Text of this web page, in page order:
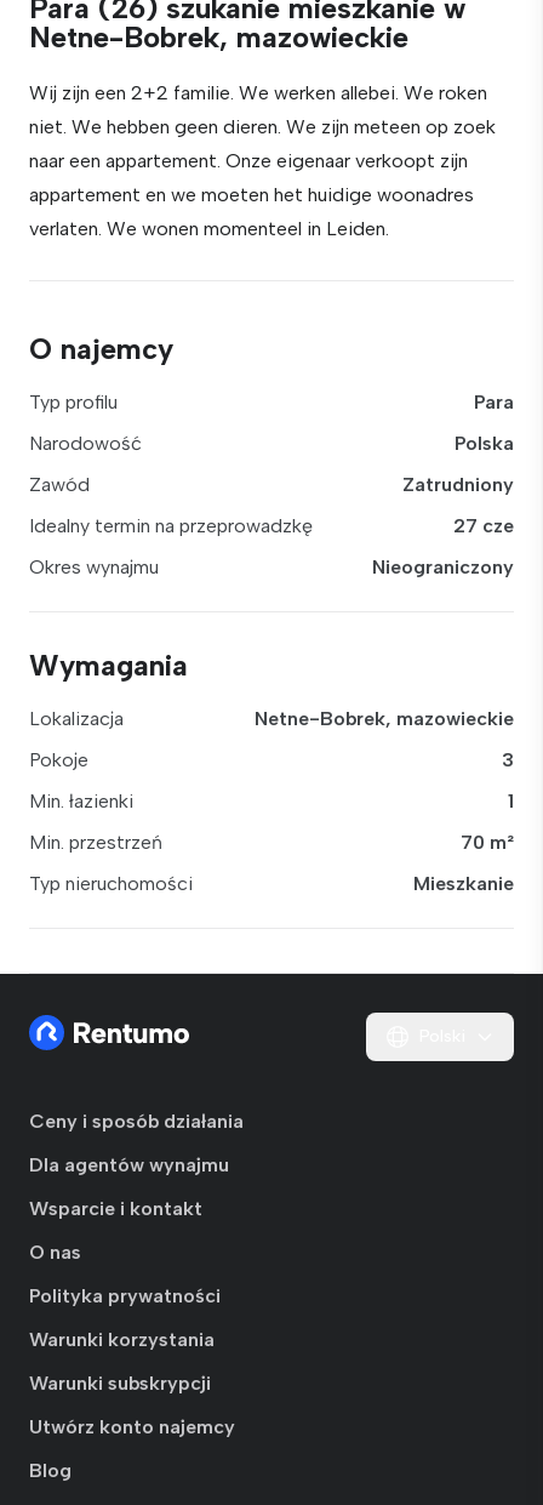
Para (26) szukanie mieszkanie w
Netne-Bobrek, mazowieckie
Wij zijn een 2+2 familie. We werken allebei. We roken
niet. We hebben geen dieren. We zijn meteen op zoek
naar een appartement. Onze eigenaar verkoopt zijn
appartement en we moeten het huidige woonadres
verlaten. We wonen momenteel in Leiden.
O najemcy
Typ profilu
Para
Narodowość
Polska
Zawód
Zatrudniony
Idealny termin na przeprowadzkę
27 cze
Okres wynajmu
Nieograniczony
Wymagania
Lokalizacja
Netne-Bobrek, mazowieckie
Pokoje
3
Min. łazienki
1
Min. przestrzeń
70 m²
Typ nieruchomości
Mieszkanie
Ceny i sposób działania
Dla agentów wynajmu
Wsparcie i kontakt
O nas
Polityka prywatności
Warunki korzystania
Warunki subskrypcji
Utwórz konto najemcy
Blog